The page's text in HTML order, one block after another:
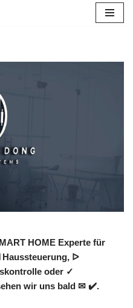
HOME Experte für
ᐅ
oder ✓
wir uns bald ✉ ✔️.